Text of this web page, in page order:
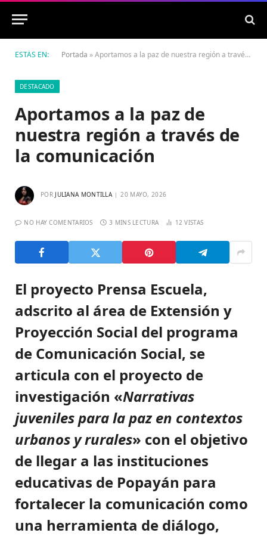
ESTÁS EN: Portada »Aportamos a la paz de nuestra región a través de la comunicación
DESTACADO
Aportamos a la paz de
nuestra región a través de
la comunicación
POR JULIANA MONTILLA 20 MAYO, 2026
NO HAY COMENTARIOS 3 MINS LECTURA 12VISTAS
El proyecto Prensa Escuela,
adscrito al área de Extensión y
Proyección Social del programa
de Comunicación Social, se
articula con el proyecto de
investigación «Narrativas
juveniles para la paz en contextos
urbanos y rurales» con el objetivo
de llegar a las instituciones
educativas de Popayán para
fortalecer la comunicación como
una herramienta de diálogo,